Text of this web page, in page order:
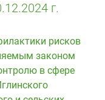
г.
рисков
законом
в сфере